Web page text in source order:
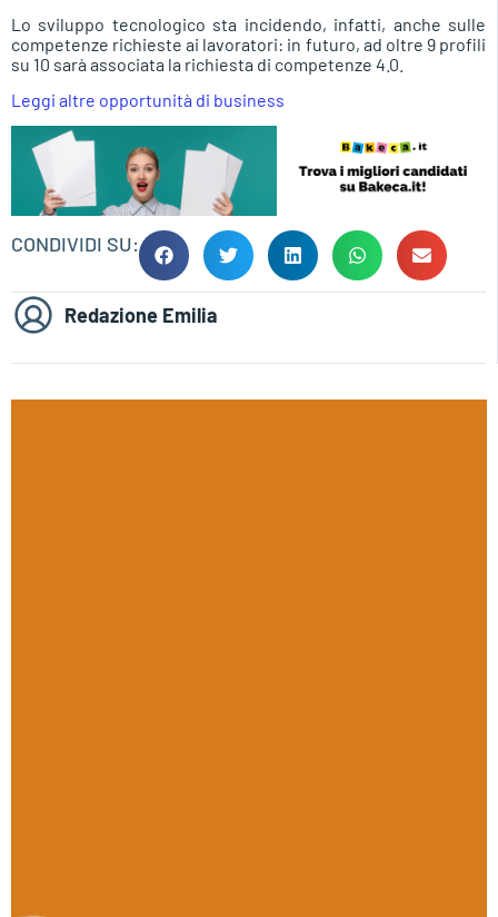
Lo sviluppo tecnologico sta incidendo, infatti, anche sulle
competenze richieste ai lavoratori: in futuro, ad oltre 9 profili
su 10 sarà associata la richiesta di competenze 4.0.
Leggi altre opportunità di business
CONDIVIDI SU:
Redazione Emilia